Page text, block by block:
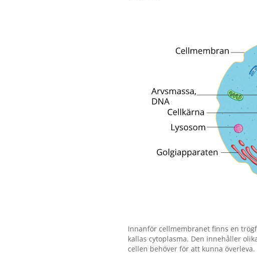
Förstora bilden
Innanför cellmembranet finns en
kallas cytoplasma. Den innehåller
cellen behöver för att kunna överleva.